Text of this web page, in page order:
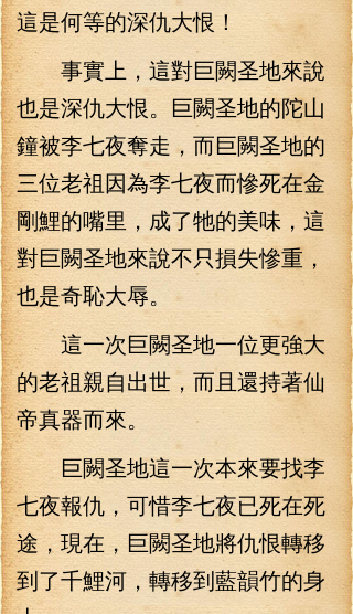
這是何等的深仇大恨！
事實上，這對巨闕圣地來說
也是深仇大恨。巨闕圣地的陀山
鐘被李七夜奪走，而巨闕圣地的
三位老祖因為李七夜而慘死在金
剛鯉的嘴里，成了牠的美味，這
對巨闕圣地來說不只損失慘重，
也是奇恥大辱。
這一次巨闕圣地一位更強大
的老祖親自出世，而且還持著仙
帝真器而來。
巨闕圣地這一次本來要找李
七夜報仇，可惜李七夜已死在死
途，現在，巨闕圣地將仇恨轉移
到了千鯉河，轉移到藍韻竹的身